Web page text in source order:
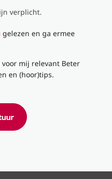
verplicht.
gelezen en ga ermee
mij relevant Beter
en (hoor)tips.